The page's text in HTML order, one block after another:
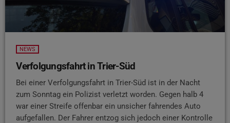
NEWS
Verfolgungsfahrt in Trier-Süd
Bei einer Verfolgungsfahrt in Trier-Süd ist in der Nacht
zum Sonntag ein Polizist verletzt worden. Gegen halb 4
war einer Streife offenbar ein unsicher fahrendes Auto
aufgefallen. Der Fahrer entzog sich jedoch einer Kontrolle